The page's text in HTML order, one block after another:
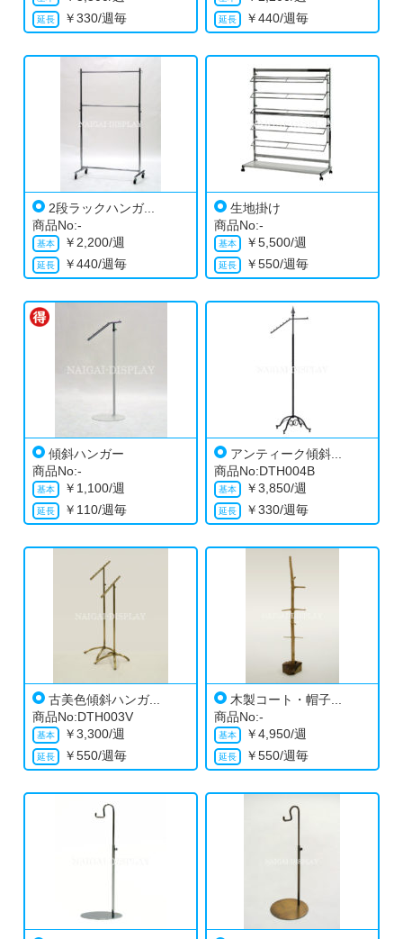
￥330/週毎
￥ 440/週毎
2段ラックハンガ...
商品No:-
￥2,200/週
￥440/週毎
生地掛け
商品No:-
￥ 5,500/週
￥ 550/週毎
傾斜ハンガー
商品No:-
￥ 1,100/週
￥ 110/週毎
アンティーク傾斜...
商品No:DTH004B
￥ 3,850/週
￥ 330/週毎
古美色傾斜ハンガ...
商品No:DTH003V
￥3,300/週
￥550/週毎
木製コート・帽子...
商品No:-
￥ 4,950/週
￥ 550/週毎